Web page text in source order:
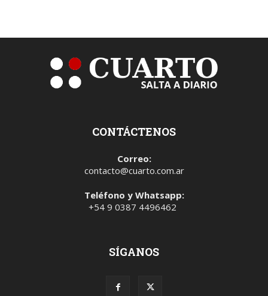
CONTÁCTENOS
Correo:
contacto@cuarto.com.ar
Teléfono y Whatsapp:
+54 9 0387 4496462
SÍGANOS